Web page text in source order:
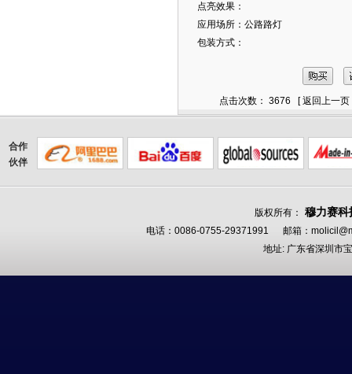
点亮效果：
应用场所：公路路灯
包装方式：
点击次数： 3676 [返回上一页
合作
伙伴
版权所有： 穆力赛
电话：0086-0755-29371991 邮箱：
地址: 广东省深圳市